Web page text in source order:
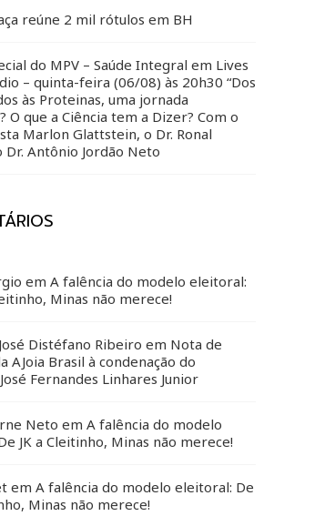
reúne 2 mil rótulos em BH
do MPV – Saúde Integral em Lives
– quinta-feira (06/08) às 20h30 “Dos
às Proteinas, uma jornada
O que a Ciência tem a Dizer? Com o
Marlon Glattstein, o Dr. Ronal
Dr. Antônio Jordão Neto
em A falência do modelo eleitoral:
Minas não merece!
Distéfano Ribeiro em Nota de
AJoia Brasil à condenação do
Fernandes Linhares Junior
Neto em A falência do modelo
JK a Cleitinho, Minas não merece!
em A falência do modelo eleitoral: De
Minas não merece!